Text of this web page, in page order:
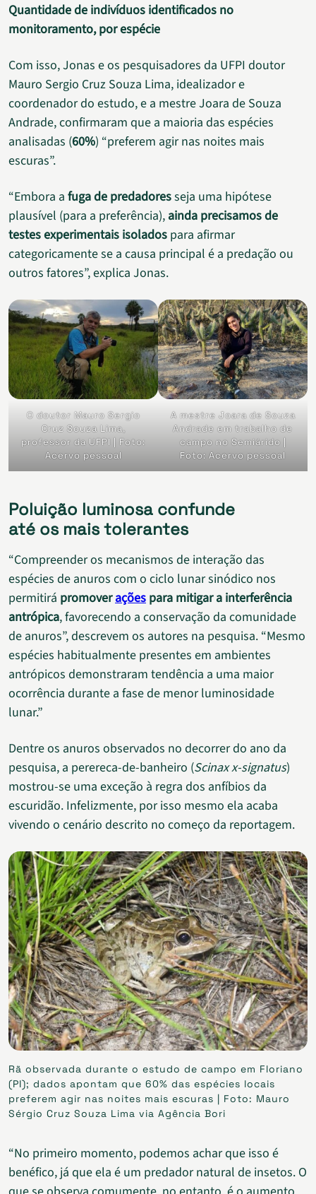
Quantidade de indivíduos identificados no
monitoramento, por espécie
Com isso, Jonas e os pesquisadores da UFPI doutor
Mauro Sergio Cruz Souza Lima, idealizador e
coordenador do estudo, e a mestre Joara de Souza
Andrade, confirmaram que a maioria das espécies
analisadas (60%) “preferem agir nas noites mais
escuras”.
“Embora a fuga de predadoresseja uma hipótese
plausível (para a preferência), ainda precisamos de
testes experimentais isolados para afirmar
categoricamente se a causa principal é a predação ou
outros fatores”, explica Jonas.
O doutor Mauro Sergio
Cruz Souza Lima,
professor da UFPI | Foto:
Acervo pessoal
A mestre Joara de Souza
Andrade em trabalho de
campo no Semiárido |
Foto: Acervo pessoal
Poluição luminosa confunde
até os mais tolerantes
“Compreender os mecanismos de interação das
espécies de anuros com o ciclo lunar sinódico nos
permitirá promoverações para mitigar a interferência
antrópica, favorecendo a conservação da comunidade
de anuros”, descrevem os autores na pesquisa. “Mesmo
espécies habitualmente presentes em ambientes
antrópicos demonstraram tendência a uma maior
ocorrência durante a fase de menor luminosidade
lunar.”
Dentre os anuros observados no decorrer do ano da
pesquisa, a perereca-de-banheiro (Scinax x-signatus)
mostrou-se uma exceção à regra dos anfíbios da
escuridão. Infelizmente, por isso mesmo ela acaba
vivendo o cenário descrito no começo da reportagem.
Rã observada durante o estudo de campo em Floriano
(PI); dados apontam que 60% das espécies locais
preferem agir nas noites mais escuras | Foto: Mauro
Sérgio Cruz Souza Lima via Agência Bori
“No primeiro momento, podemos achar que isso é
benéfico, já que ela é um predador natural de insetos. O